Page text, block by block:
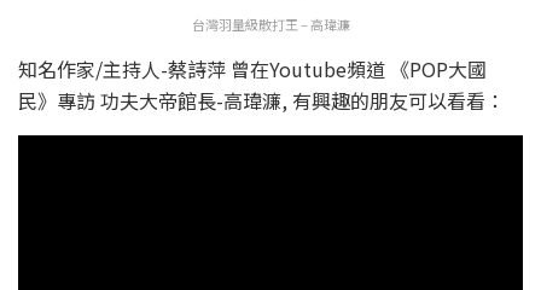
台灣羽量級散打王 – 高瑋濂
知名作家/主持人-蔡詩萍 曾在Youtube頻道 《POP大國
民》專訪 功夫大帝館長-高瑋濂, 有興趣的朋友可以看看：